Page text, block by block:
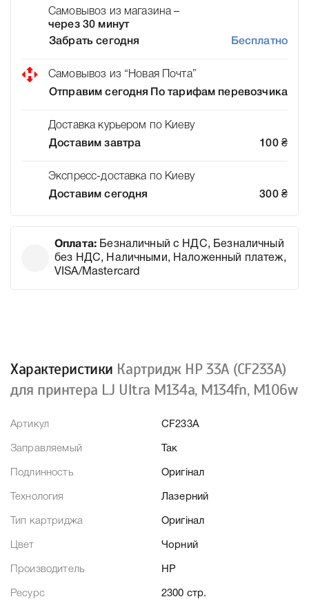
Самовывоз из магазина –
через 30 минут
Забрать сегодня
Бесплатно
Самовывоз из “Новая Почта”
Отправим сегодня
По тарифам перевозчика
Доставка курьером по Киеву
Доставим завтра
100 ₴
Экспресс-доставка по Киеву
Доставим сегодня
300 ₴
Оплата: Безналичный с НДС, Безналичный
без НДС, Наличными, Наложенный платеж,
VISA/Mastercard
Характеристики Картридж HP 33A (CF233A)
для принтера LJ Ultra M134a, M134fn, M106w
Артикул CF233A
Заправляемый Так
Подлинность Оригінал
Технология Лазерний
Тип картриджа Оригінал
Цвет Чорний
Производитель HP
Ресурс 2300 стр.